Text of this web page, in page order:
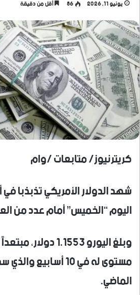
يونيو 11, 2026 86 أقل من دقيقة
كريترنيوز/ متابعات /وام
شهد الدولار الأمريكي تذبذبا
اليوم “الخميس” أمام عدد من
وبلغ اليورو 1.1553
مستوى له في 10
الماضي.